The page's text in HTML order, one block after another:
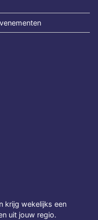
krijg wekelijks een
uit jouw regio.